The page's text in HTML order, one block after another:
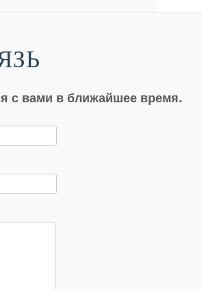
с вами в ближайшее время.